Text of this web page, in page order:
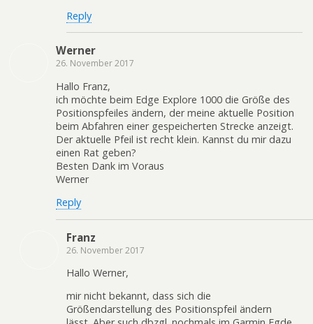
Reply
Werner
26. November 2017
Hallo Franz,
ich möchte beim Edge Explore 1000 die Größe des
Positionspfeiles ändern, der meine aktuelle Position
beim Abfahren einer gespeicherten Strecke anzeigt.
Der aktuelle Pfeil ist recht klein. Kannst du mir dazu
einen Rat geben?
Besten Dank im Voraus
Werner
Reply
Franz
26. November 2017
Hallo Werner,
mir nicht bekannt, dass sich die
Größendarstellung des Positionspfeil ändern